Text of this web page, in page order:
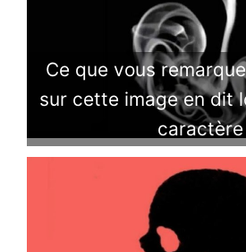
Ce que vous
sur cette image en dit
caractère